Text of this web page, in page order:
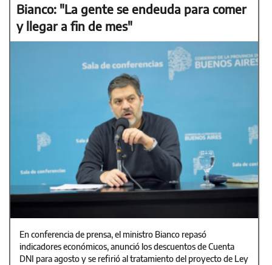
Bianco: "La gente se endeuda para comer
y llegar a fin de mes"
En conferencia de prensa, el ministro Bianco repasó
indicadores económicos, anunció los descuentos de Cuenta
DNI para agosto y se refirió al tratamiento del proyecto de Ley